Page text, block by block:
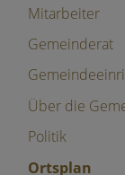
Mitarbeiter
Gemeinderat
Über die
Politik
Ortsplan